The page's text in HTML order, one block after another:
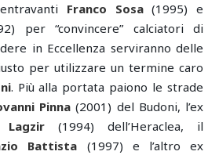
Franco Sosa(1995) e
per “convincere” calciatori di
in Eccellenza serviranno delle
per utilizzare un termine caro
. Più alla portata paiono le strade
Pinna (2001) del Budoni, l’ex
Lagzir (1994) dell’Heraclea, il
Battista (1997) e l’altro ex